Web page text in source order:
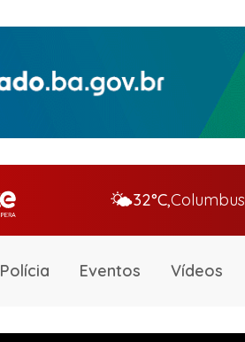
🌤️32°C,Columbus
Polícia Eventos Vídeos